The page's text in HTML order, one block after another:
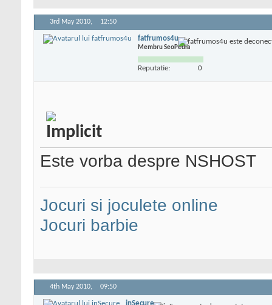
3rd May 2010, 12:50
fatfrumos4u
Membru SeoPedia
Reputatie: 0
Este vorba despre NSHOST
Jocuri si joculete online
Jocuri barbie
4th May 2010, 09:50
inSecure